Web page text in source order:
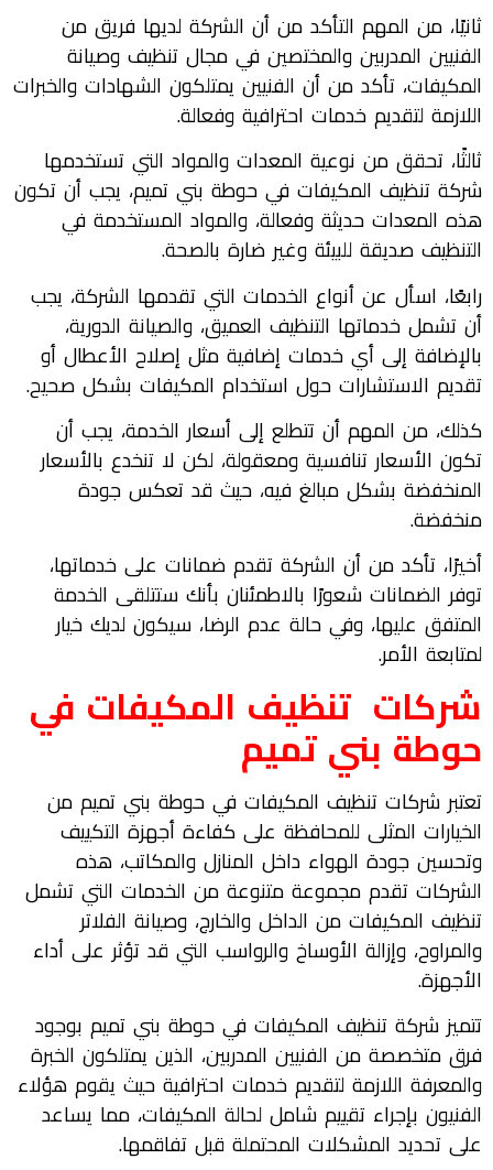
ثانيًا، من المهم التأكد من أن الشركة لديها فريق من
الفنيين المدربين والمختصين في مجال تنظيف وصيانة
المكيفات، تأكد من أن الفنيين يمتلكون الشهادات والخبرات
اللازمة لتقديم خدمات احترافية وفعالة.
ثالثًا، تحقق من نوعية المعدات والمواد التي تستخدمها
شركة تنظيف المكيفات في حوطة بني تميم، يجب أن تكون
هذه المعدات حديثة وفعالة، والمواد المستخدمة في
التنظيف صديقة للبيئة وغير ضارة بالصحة.
رابعًا، اسأل عن أنواع الخدمات التي تقدمها الشركة، يجب
أن تشمل خدماتها التنظيف العميق، والصيانة الدورية،
بالإضافة إلى أي خدمات إضافية مثل إصلاح الأعطال أو
تقديم الاستشارات حول استخدام المكيفات بشكل صحيح.
كذلك، من المهم أن تتطلع إلى أسعار الخدمة، يجب أن
تكون الأسعار تنافسية ومعقولة، لكن لا تنخدع بالأسعار
المنخفضة بشكل مبالغ فيه، حيث قد تعكس جودة
منخفضة.
أخيرًا، تأكد من أن الشركة تقدم ضمانات على خدماتها،
توفر الضمانات شعورًا بالاطمئنان بأنك ستتلقى الخدمة
المتفق عليها، وفي حالة عدم الرضا، سيكون لديك خيار
لمتابعة الأمر.
شركات تنظيف المكيفات في
حوطة بني تميم
تعتبر شركات تنظيف المكيفات في حوطة بني تميم من
الخيارات المثلى للمحافظة على كفاءة أجهزة التكييف
وتحسين جودة الهواء داخل المنازل والمكاتب، هذه
الشركات تقدم مجموعة متنوعة من الخدمات التي تشمل
تنظيف المكيفات من الداخل والخارج، وصيانة الفلاتر
والمراوح، وإزالة الأوساخ والرواسب التي قد تؤثر على أداء
الأجهزة.
تتميز شركة تنظيف المكيفات في حوطة بني تميم بوجود
فرق متخصصة من الفنيين المدربين، الذين يمتلكون الخبرة
والمعرفة اللازمة لتقديم خدمات احترافية حيث يقوم هؤلاء
الفنيون بإجراء تقييم شامل لحالة المكيفات، مما يساعد
على تحديد المشكلات المحتملة قبل تفاقمها.